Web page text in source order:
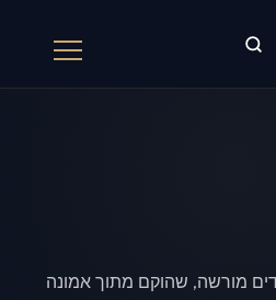
מורשה, שהוקם מתוך אמונה